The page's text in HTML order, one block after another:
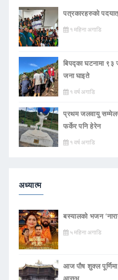
पत्रकारहरुको
१ महिना अगाडि
बिपद्का घटनामा
जना घाइते
१ वर्ष अगाडि
प्रथम जलवायु
फर्केर पनि हेरेन
१ वर्ष अगाडि
अध्यात्म
बस्यालको भजन
५ महिना अगाडि
आज पौष शुक्ल
आरम्भ